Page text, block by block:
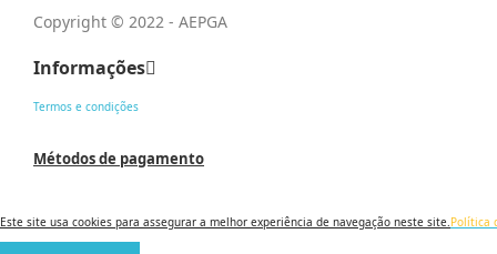
Copyright © 2022 - AEPGA
Informações
Termos e condições
Métodos de pagamento
Este site usa cookies para assegurar a melhor experiência de navegação neste site.Política